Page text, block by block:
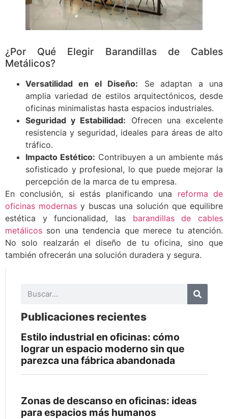
¿Por Qué Elegir Barandillas de Cables
Metálicos?
Versatilidad en el Diseño: Se adaptan a una
amplia variedad de estilos arquitectónicos, desde
oficinas minimalistas hasta espacios industriales.
Seguridad y Estabilidad: Ofrecen una excelente
resistencia y seguridad, ideales para áreas de alto
tráfico.
Impacto Estético: Contribuyen a un ambiente más
sofisticado y profesional, lo que puede mejorar la
percepción de la marca de tu empresa.
En conclusión, si estás planificando una reforma de
oficinas modernas y buscas una solución que equilibre
estética y funcionalidad, las barandillas de cables
metálicos son una tendencia que merece tu atención.
No solo realzarán el diseño de tu oficina, sino que
también ofrecerán una solución duradera y segura.
Publicaciones recientes
Estilo industrial en oficinas: cómo
lograr un espacio moderno sin que
parezca una fábrica abandonada
Zonas de descanso en oficinas: ideas
para espacios más humanos